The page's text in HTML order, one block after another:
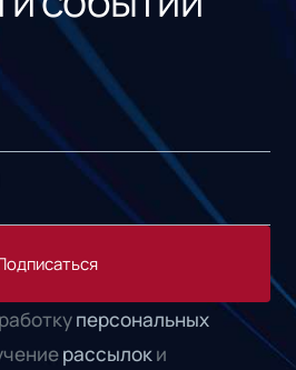
персональных
рассылок и